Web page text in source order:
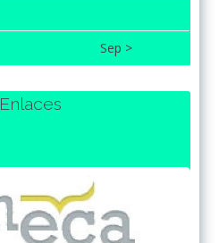
Sep >
Enlaces